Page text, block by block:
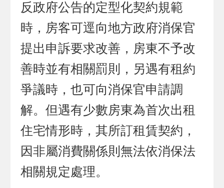
反政府公告的定型化契約規範
時，房客可逕向地方政府消保官
提出申訴要求改善，房東不予改
善時並有相關罰則，另遇有租約
爭議時，也可向消保官申請調
解。但遇有少數房東為首次出租
住宅情形時，其所訂租賃契約，
因非屬消費關係則無法依消保法
相關規定處理。